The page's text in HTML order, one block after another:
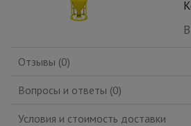
Отзывы (0)
Вопросы и ответы (0)
Условия и стоимость доставки